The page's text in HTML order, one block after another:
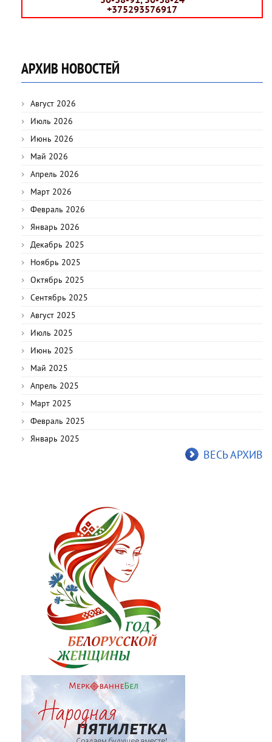
+375293576917
АРХИВ НОВОСТЕЙ
Август 2026
Июль 2026
Июнь 2026
Май 2026
Апрель 2026
Март 2026
Февраль 2026
Январь 2026
Декабрь 2025
Ноябрь 2025
Октябрь 2025
Сентябрь 2025
Август 2025
Июль 2025
Июнь 2025
Май 2025
Апрель 2025
Март 2025
Февраль 2025
Январь 2025
ВЕСЬ АРХИВ